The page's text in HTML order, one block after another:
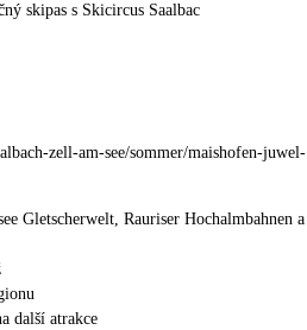
skipas s Skicircus Saalbac
zell-am-see/sommer/maishofen-juwel-
Gletscherwelt, Rauriser Hochalmbahnen a
další atrakce